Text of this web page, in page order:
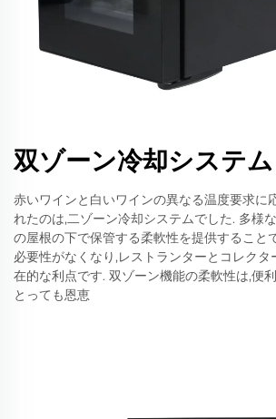
双ゾーン冷却システム
赤いワインと白いワインの異なる温度要求に
れたのは,二ゾーン冷却システムでした. 多様
の屋根の下で保管する柔軟性を提供すること
必要性がなくなり,レストランターとコレク
在的な利点です. 双ゾーン機能の柔軟性は,便
とっても恩恵